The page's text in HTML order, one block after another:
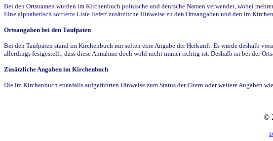
Bei den Ortsnamen wurden im Kirchenbuch polnische und deutsche Namen verwendet, wobei
Eine alphabetisch sortierte Liste liefert zusätzliche Hinweise zu den Ortsangaben und den im
Ortsangaben bei den Taufpaten
Bei den Taufpaten stand im Kirchenbuch nur selten eine Angabe der Herkunft. Es wurde deshalb
allerdings festgestellt, dass diese Annahme doch wohl nicht immer richtig ist. Deshalb ist bei der
Zusätzliche Angaben im Kirchenbuch
Die im Kirchenbuch ebenfalls aufgeführten Hinweise zum Status der Eltern oder weitere Angaben
©